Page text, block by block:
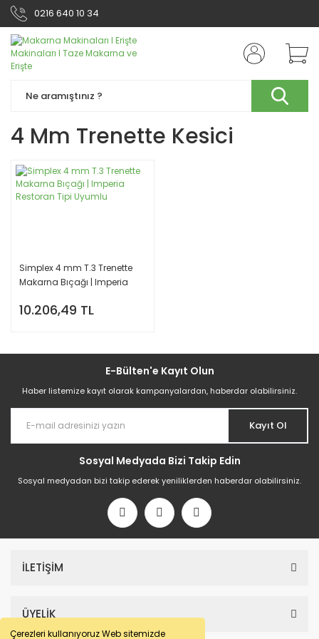
Çerezleri kullanıyoruz Web sitemizde
0216 640 10 34
4 Mm Trenette Kesici
Simplex 4 mm T.3 Trenette
Makarna Bıçağı | Imperia
10.206,49 TL
E-Bülten'e Kayıt Olun
Haber listemize kayıt olarak kampanyalardan, haberdar olabilirsiniz.
Kayıt Ol
Sosyal Medyada Bizi Takip Edin
Sosyal medyadan bizi takip ederek yeniliklerden haberdar olabilirsiniz.
İLETİŞİM
ÜYELİK